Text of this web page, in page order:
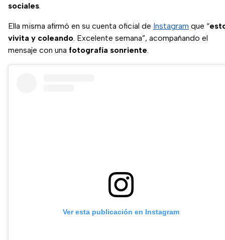
sociales
Ella misma afirmó en su cuenta oficial de Instagram que “
vivita y coleando . Excelente semana”, acompañando el
mensaje con una fotografía sonriente
Ver esta publicación en Instagram